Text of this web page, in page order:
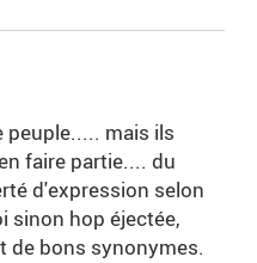
peuple..... mais ils
faire partie.... du
d'expression selon
sinon hop éjectée,
de bons synonymes.